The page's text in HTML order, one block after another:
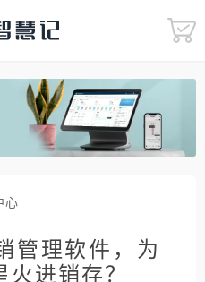
心
管理软件，为
进销存？